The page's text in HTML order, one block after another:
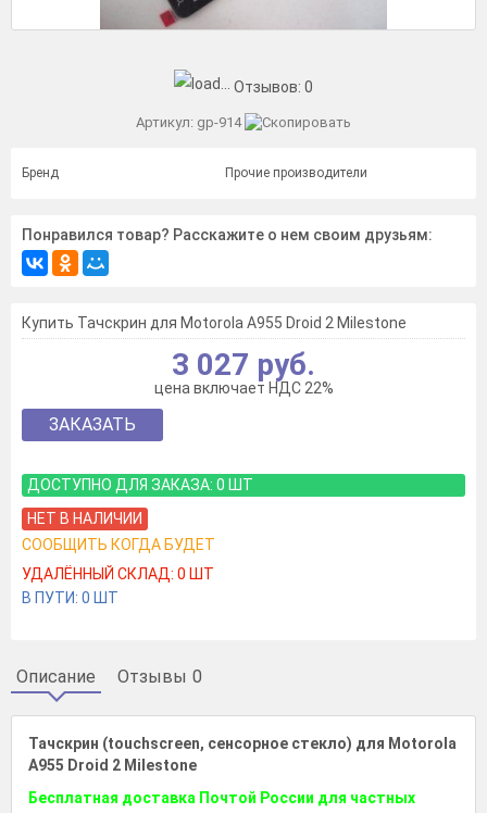
Отзывов: 0
Артикул: gp-914
Бренд Прочие производители
Понравился товар? Расскажите о нем своим друзьям:
Купить Тачскрин для Motorola A955 Droid 2 Milestone
3 027 руб.
цена включает НДС 22%
ЗАКАЗАТЬ
ДОСТУПНО ДЛЯ ЗАКАЗА: 0 ШТ
НЕТ В НАЛИЧИИ
СООБЩИТЬ КОГДА БУДЕТ
УДАЛЁННЫЙ СКЛАД: 0 ШТ
В ПУТИ: 0 ШТ
Описание Отзывы 0
Тачскрин (touchscreen, сенсорное стекло) для Motorola
A955 Droid 2 Milestone
Бесплатная доставка Почтой России для частных